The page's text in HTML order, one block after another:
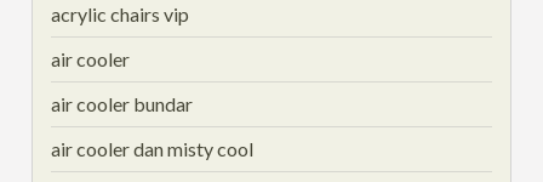
acrylic chairs vip
air cooler
air cooler bundar
air cooler dan misty cool